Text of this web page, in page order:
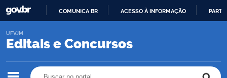
O
COMUNICA BR ACESSO À INFORMAÇÃO
Editais e Concursos
UFVJM